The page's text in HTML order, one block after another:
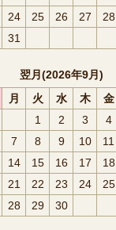
24 25 26 27 28
31
翌月(2026年9月)
月 火 水 木 金
1
2 3 4
7 8 9 10 11
14 15 16 17 18
21 22 23 24 25
28 29 30